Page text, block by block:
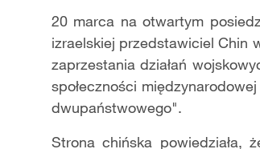
20 marca na otwartym
izraelskiej przedstawiciel Chin
zaprzestania działań
społeczności
dwupaństwowego".
Strona chińska powiedziała,